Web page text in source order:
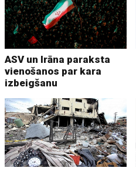
ASV un Irāna paraksta
vienošanos par kara
izbeigšanu